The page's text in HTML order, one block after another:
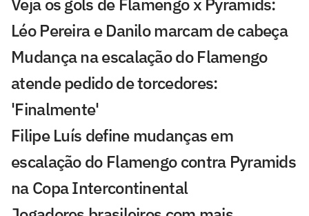
Léo Pereira e Danilo marcam de cabeça
Mudança na escalação do Flamengo
atende pedido de torcedores:
'Finalmente'
Filipe Luís define mudanças em
escalação do Flamengo contra Pyramids
na Copa Intercontinental